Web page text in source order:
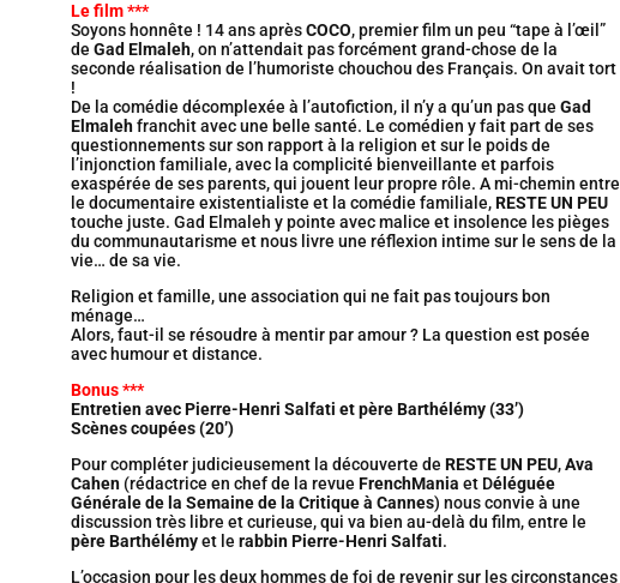
Le film ***
Soyons honnête ! 14 ans aprèsCOCO, premier film un peu “tape à l’œil”
de Gad Elmaleh, on n’attendait pas forcément grand-chose de la
seconde réalisation de l’humoriste chouchou des Français. On avait tort
!
De la comédie décomplexée à l’autofiction, il n’y a qu’un pas que Gad
Elmalehfranchit avec une belle santé. Le comédien y fait part de ses
questionnements sur son rapport à la religion et sur le poids de
l’injonction familiale, avec la complicité bienveillante et parfois
exaspérée de ses parents, qui jouent leur propre rôle. A mi-chemin entre
le documentaire existentialiste et la comédie familiale,RESTE UN PEU
touche juste. Gad Elmaleh y pointe avec malice et insolence les pièges
du communautarisme et nous livre une réflexion intime sur le sens de la
vie… de sa vie.
Religion et famille, une association qui ne fait pas toujours bon
ménage…
Alors, faut-il se résoudre à mentir par amour ? La question est posée
avec humour et distance.
Bonus ***
Entretien avec Pierre-Henri Salfati et père Barthélémy (33’)
Scènes coupées (20’)
Pour compléter judicieusement la découverte de RESTE UN PEU,Ava
Cahen(rédactrice en chef de la revue FrenchMania et Déléguée
Générale de la Semaine de la Critique à Cannes) nous convie à une
discussion très libre et curieuse, qui va bien au-delà du film, entre le
père Barthélémyet le rabbin Pierre-Henri Salfati.
L’occasion pour les deux hommes de foi de revenir sur les circonstances